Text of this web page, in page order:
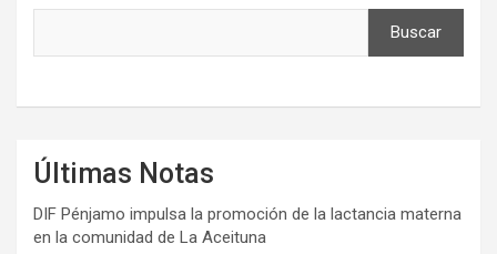
Buscar
Últimas Notas
DIF Pénjamo impulsa la promoción de la lactancia materna
en la comunidad de La Aceituna